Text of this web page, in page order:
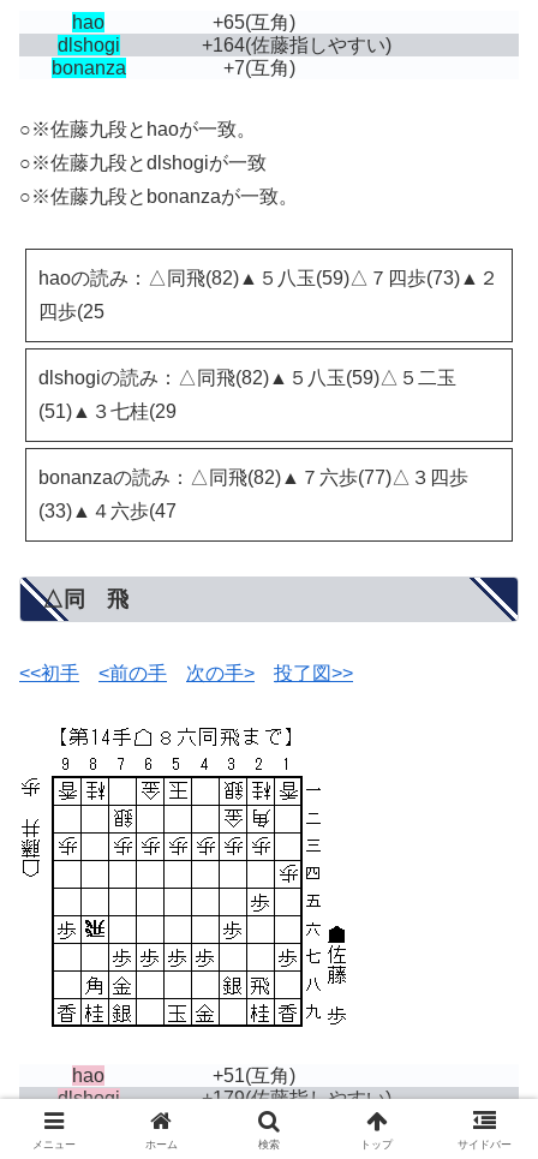
hao +65(互角)
dlshogi
+164(佐藤指しやすい)
bonanza
+7(互角)
○※佐藤九段とhaoが一致。
○※佐藤九段とdlshogiが一致
○※佐藤九段とbonanzaが一致。
haoの読み：△同飛(82)▲５八玉(59)△７四歩(73)▲２
四歩(25
dlshogiの読み：△同飛(82)▲５八玉(59)△５二玉
(51)▲３七桂(29
bonanzaの読み：△同飛(82)▲７六歩(77)△３四歩
(33)▲４六歩(47
△同 飛
<<初手 <前の手 次の手> 投了図>>
hao +51(互角)
dlshogi
+179(佐藤指しやすい)
bonanza
(互角)
メニュー ホーム 検索 トップ サイドバー